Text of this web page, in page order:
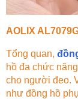
AOLIX
Tổng quan,
hồ đa chức
cho người đeo.
như đồng hồ